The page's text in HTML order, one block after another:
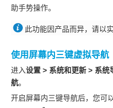
助手势操作。
此功能因产品而异，请以
使用屏幕内三键虚拟导航
进入设置 > 系统和更新 > 系统
航。
开启屏幕内三键导航后，您可以